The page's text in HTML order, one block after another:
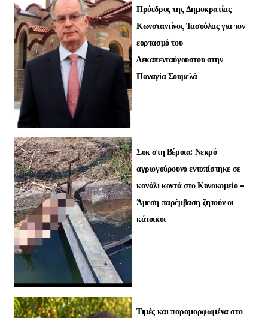
Πρόεδρος της Δημοκρατίας
Κωνσταντίνος Τασούλας για τον
εορτασμό του
Δεκαπενταύγουστου στην
Παναγία Σουμελά
Σοκ στη Βέροια: Νεκρό
αγριογούρουνο εντοπίστηκε σε
κανάλι κοντά στο Κυνοκομείο –
Άμεση παρέμβαση ζητούν οι
κάτοικοι
Τιμές και παραμορφωμένα στο